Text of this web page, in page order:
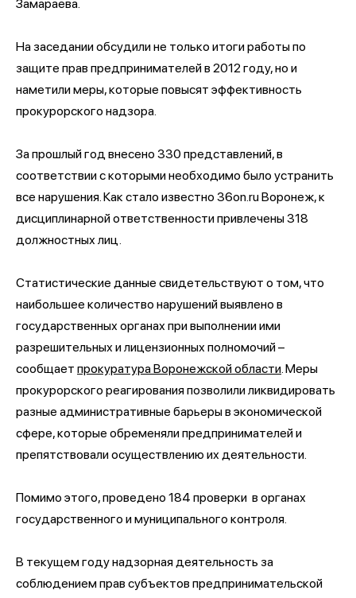
Замараева.
На заседании обсудили не только итоги работы по
защите прав предпринимателей в 2012 году, но и
наметили меры, которые повысят эффективность
прокурорского надзора.
За прошлый год внесено 330 представлений, в
соответствии с которыми необходимо было устранить
все нарушения. Как стало известно 36on.ru Воронеж, к
дисциплинарной ответственности привлечены 318
должностных лиц.
Статистические данные свидетельствуют о том, что
наибольшее количество нарушений выявлено в
государственных органах при выполнении ими
разрешительных и лицензионных полномочий –
сообщает прокуратура Воронежской области . Меры
прокурорского реагирования позволили ликвидировать
разные административные барьеры в экономической
сфере, которые обременяли предпринимателей и
препятствовали осуществлению их деятельности.
Помимо этого, проведено 184 проверки в органах
государственного и муниципального контроля.
В текущем году надзорная деятельность за
соблюдением прав субъектов предпринимательской